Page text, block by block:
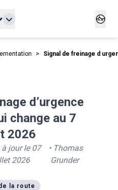
> Signal de freinage d
d’urgence
change au 7
2026
à jour le 07
2026
• Thomas
Grunder
la route